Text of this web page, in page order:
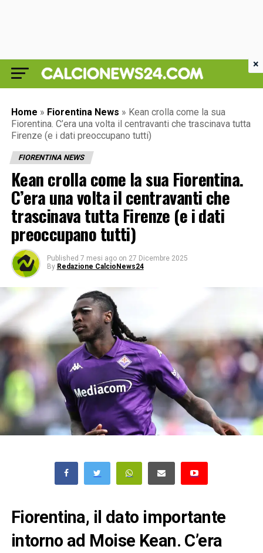
Home » Fiorentina News » Kean crolla come la sua
Fiorentina. C’era una volta il centravanti che trascinava tutta
Firenze (e i dati preoccupano tutti)
FIORENTINA NEWS
Kean crolla come la sua Fiorentina.
C’era una volta il centravanti che
trascinava tutta Firenze (e i dati
preoccupano tutti)
Published 7 mesi ago on 27 Dicembre 2025
By Redazione CalcioNews24
Fiorentina, il dato importante
intorno ad Moise Kean. C’era
×